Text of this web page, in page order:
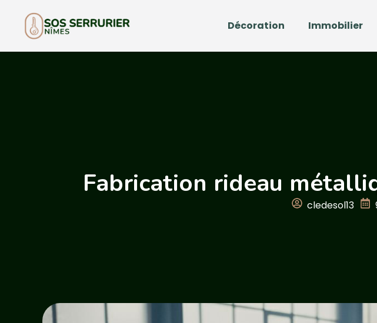
Décoration Immobilier
Fabrication rideau
cledesol13